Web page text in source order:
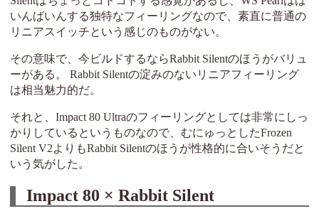
いんばいんする独特なフィーリングなので、素直に普通の
リニアスイッチという感じのものがない。
その意味で、今ビルドするならRabbit Silentのほうがバリュ
ーがある。 Rabbit Silentの淀みのないリニアフィーリング
は相当魅力的だ。
それと、Impact 80 Ultraのフィーリングとしては非常にしっ
かりしているというものなので、むにゅっとしたFrozen
Silent V2よりもRabbit Silentのほうが性格的に合いそうだと
いう気がした。
Impact 80 × Rabbit Silent